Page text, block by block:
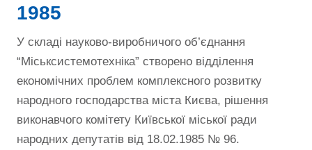
1985
У складі науково-виробничого об’єднання
“Міськсистемотехніка” створено відділення
економічних проблем комплексного розвитку
народного господарства міста Києва, рішення
виконавчого комітету Київської міської ради
народних депутатів від 18.02.1985 № 96.